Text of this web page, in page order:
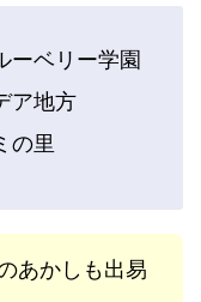
ーベリー学園
ア地方
の里
あかしも出易